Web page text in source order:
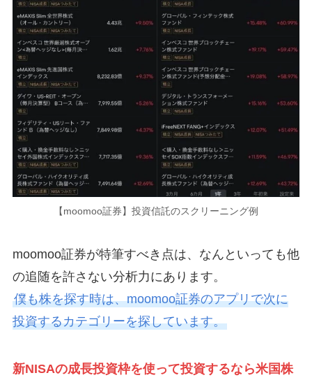
【moomoo証券】投資信託のスクリーニング例
moomoo証券が特筆すべき点は、なんといっても他
の追随を許さない分析力にあります。
僕も株を探す時は、moomoo証券のアプリで次に
投資するカテゴリーを探しています。
新NISAの成長投資枠を使って投資するなら米国株